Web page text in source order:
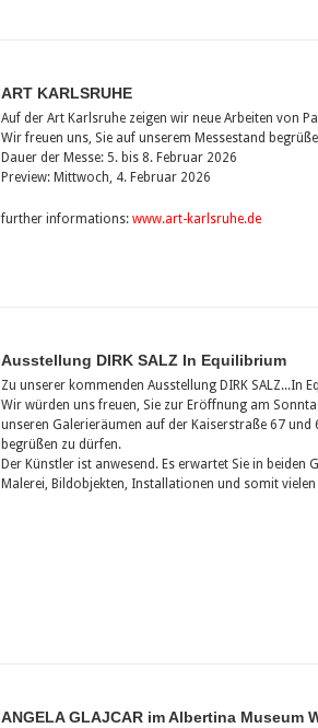
ART KARLSRUHE
Auf der Art Karlsruhe zeigen wir neue Arbeiten von
Wir freuen uns, Sie auf unserem Messestand
Dauer der Messe: 5. bis 8. Februar 2026
Preview: Mittwoch, 4. Februar 2026
further informations:www.art-karlsruhe.de
Ausstellung DIRK SALZ In Equilibrium
Zu unserer kommenden Ausstellung DIRK SALZ...In
Wir würden uns freuen, Sie zur Eröffnung am
unseren Galerieräumen auf der Kaiserstraße 67 und
begrüßen zu dürfen.
Der Künstler ist anwesend. Es erwartet Sie in beiden
Malerei, Bildobjekten, Installationen und somit
ANGELA GLAJCAR im Albertina Museum